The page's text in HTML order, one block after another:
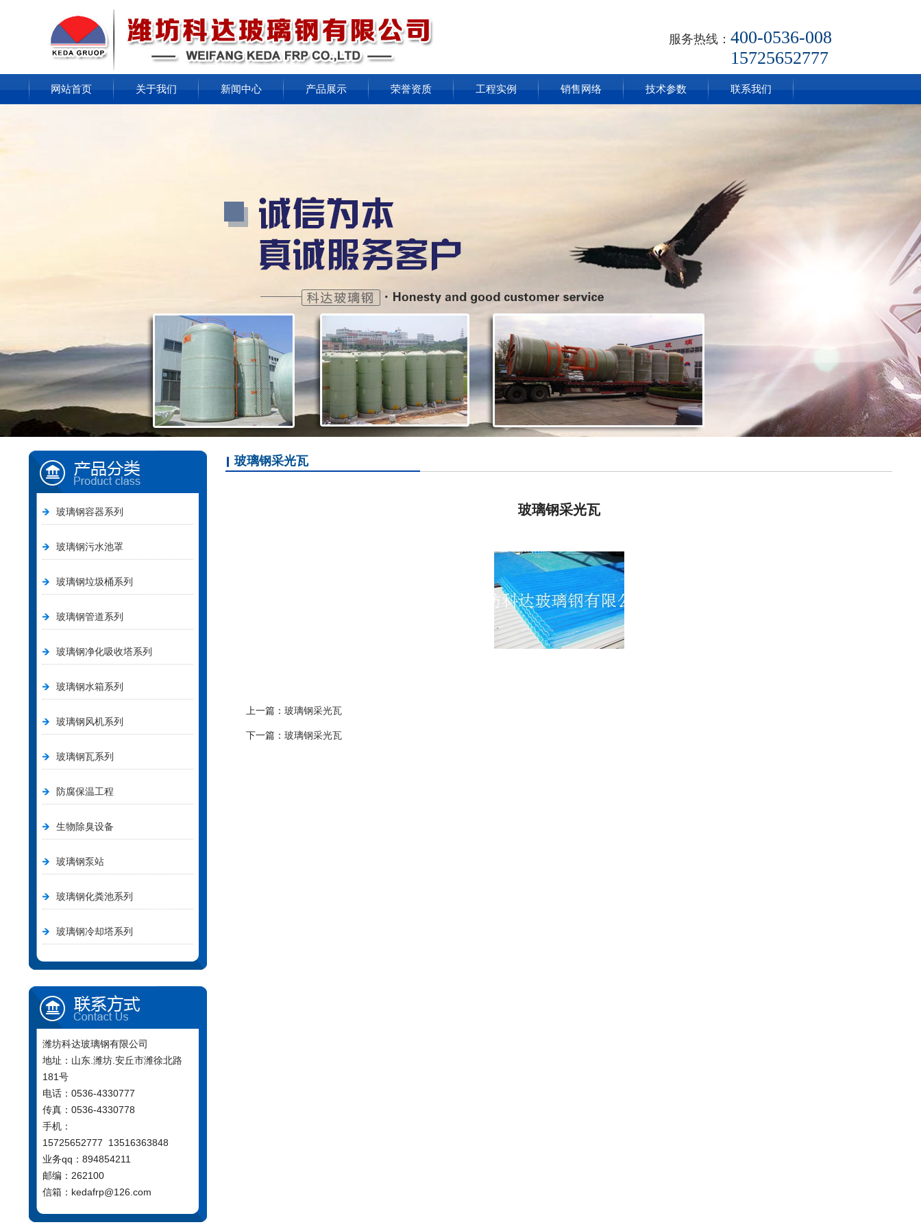
服务热线： 400-0536-008
15725652777
网站首页 关于我们 新闻中心 产品展示 荣誉资质 工程实例 销售网络 技术参数 联系我们
玻璃钢容器系列
玻璃钢污水池罩
玻璃钢垃圾桶系列
玻璃钢管道系列
玻璃钢净化吸收塔系列
玻璃钢水箱系列
玻璃钢风机系列
玻璃钢瓦系列
防腐保温工程
生物除臭设备
玻璃钢泵站
玻璃钢化粪池系列
玻璃钢冷却塔系列
潍坊科达玻璃钢有限公司
地址：山东.潍坊.安丘市潍徐北路
181号
电话：0536-4330777
传真：0536-4330778
手机：
15725652777 13516363848
业务qq：894854211
邮编：262100
信箱：kedafrp@126.com
玻璃钢采光瓦
玻璃钢采光瓦
上一篇： 玻璃钢采光瓦
下一篇： 玻璃钢采光瓦